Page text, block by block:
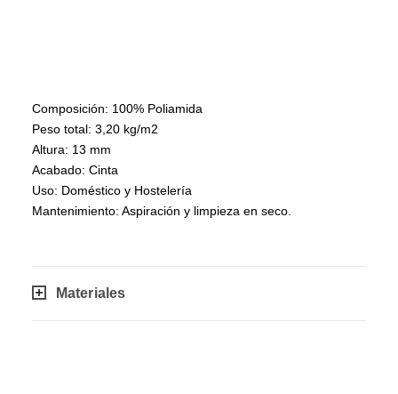
Composición: 100% Poliamida
Peso total: 3,20 kg/m2
Altura: 13 mm
Acabado: Cinta
Uso: Doméstico y Hostelería
Mantenimiento: Aspiración y limpieza en seco.
Materiales